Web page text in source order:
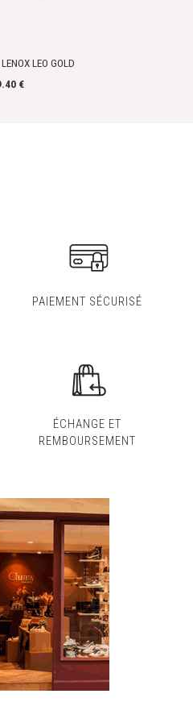
LEO GOLD
€
PAIEMENT SÉCURISÉ
ÉCHANGE ET
REMBOURSEMENT